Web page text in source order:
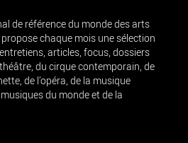
de référence du monde des arts
chaque mois une sélection
articles, focus, dossiers
du cirque contemporain, de
de l’opéra, de la musique
du monde et de la